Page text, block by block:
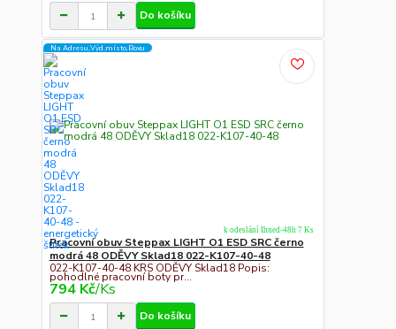
Do košíku
Na Adresu,Výd.místo,Boxu
Pracovní obuv Steppax LIGHT O1 ESD SRC černo
modrá 48 ODĚVY Sklad18 022-K107-40-48
022-K107-40-48 KRS ODĚVY Sklad18 Popis:
pohodlné pracovní boty pr...
794 Kč/Ks
k odeslání Ihned-48h 7 Ks
Do košíku